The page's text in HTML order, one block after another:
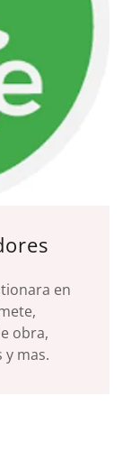
en
obra,
y mas.